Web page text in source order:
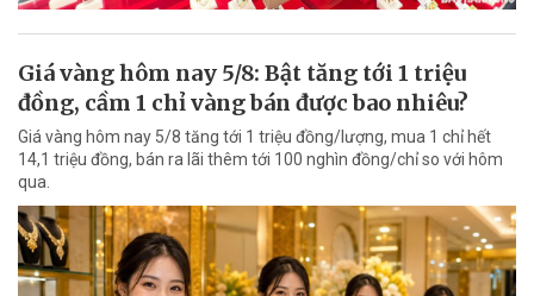
Giá vàng hôm nay 5/8: Bật tăng tới 1 triệu
đồng, cầm 1 chỉ vàng bán được bao nhiêu?
Giá vàng hôm nay 5/8 tăng tới 1 triệu đồng/lượng, mua 1 chỉ hết
14,1 triệu đồng, bán ra lãi thêm tới 100 nghìn đồng/chỉ so với hôm
qua.